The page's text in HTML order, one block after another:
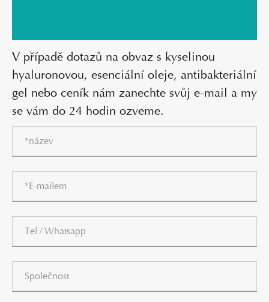
V případě dotazů na obvaz s kyselinou
hyaluronovou, esenciální oleje, antibakteriální
gel nebo ceník nám zanechte svůj e-mail a my
se vám do 24 hodin ozveme.